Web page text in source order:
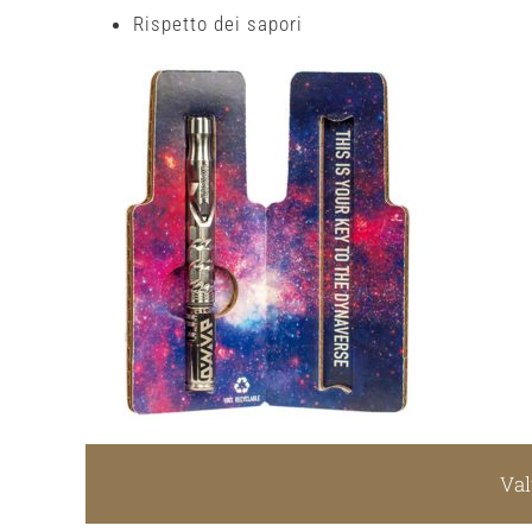
Rispetto dei sapori